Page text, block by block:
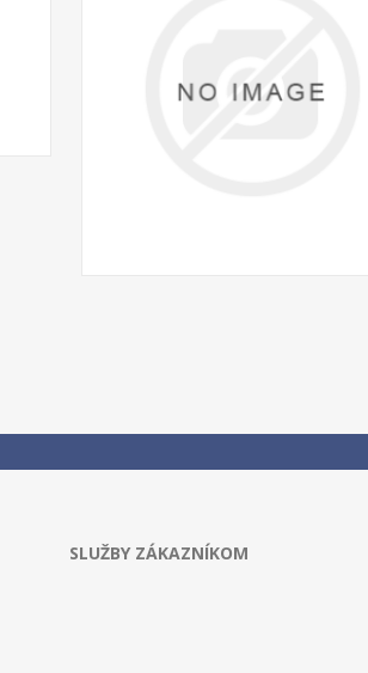
SLUŽBY ZÁKAZNÍKOM